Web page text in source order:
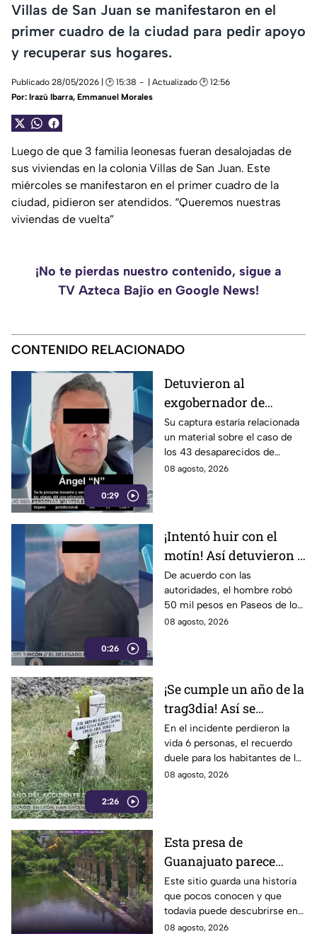
Villas de San Juan se manifestaron en el
primer cuadro de la ciudad para pedir apoyo
y recuperar sus hogares.
Publicado 28/05/2026 | 🕑 15:38
| Actualizado 🕑 12:56
Por: Irazú Ibarra, Emmanuel Morales
Luego de que 3 familia leonesas fueran desalojadas de
sus viviendas en la colonia Villas de San Juan. Este
miércoles se manifestaron en el primer cuadro de la
ciudad, pidieron ser atendidos. “Queremos nuestras
viviendas de vuelta”
¡No te pierdas nuestro contenido, sigue a
TV Azteca Bajío en Google News!
CONTENIDO RELACIONADO
0:29
Detuvieron al
exgobernador de
Guerrero, Ángel
Aguirre Rivero
Su captura estaría relacionada
un material sobre el caso de
los 43 desaparecidos de
Ayotzinapa
08 agosto, 2026
0:26
¡Intentó huir con el
motín! Así detuvieron a
un presunto
responsable de asaltar
a su víctima en León
De acuerdo con las
autoridades, el hombre robó
50 mil pesos en Paseos de los
Insurgentes
08 agosto, 2026
2:26
¡Se cumple un año de la
trag3dia! Así se
recuerda el fuerte
accidente de un tren en
Irapuato
En el incidente perdieron la
vida 6 personas, el recuerdo
duele para los habitantes de la
localidad.
08 agosto, 2026
Esta presa de
Guanajuato parece
haberse quedado
atrapada en el tiempo;
¿cuál es?
Este sitio guarda una historia
que pocos conocen y que
todavía puede descubrirse en
Guanajuato.
08 agosto, 2026